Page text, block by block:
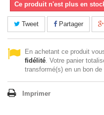
Ce produit n'est plus en
Tweet Partager
En achetant ce produit
fidélité. Votre panier
transformé(s) en un bon
Imprimer